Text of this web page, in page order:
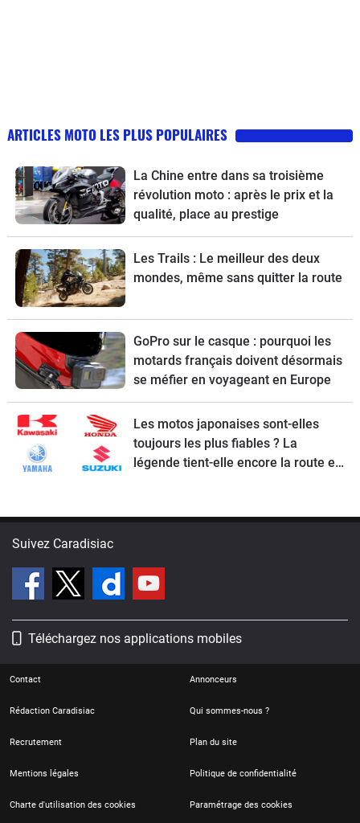
ARTICLES MOTO LES PLUS POPULAIRES
La Chine entre dans sa troisième
révolution moto : après le prix et la
qualité, place au prestige
Les Trails : Le meilleur des deux
mondes, même sans quitter la route
GoPro sur le casque : pourquoi les
motards français doivent désormais
se méfier en voyageant en Europe
Les motos japonaises sont-elles
toujours les plus fiables ? La
légende tient-elle encore la route en
Suivez Caradisiac
Téléchargez nos applications mobiles
Contact Annonceurs
Rédaction Caradisiac Qui sommes-nous ?
Recrutement Plan du site
Mentions légales Politique de confidentialité
Charte d'utilisation des cookies Paramétrage des cookies